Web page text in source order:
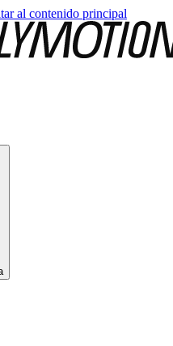
al contenido principal